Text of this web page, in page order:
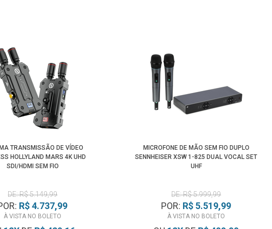
TRANSMISSÃO DE VÍDEO
HOLLYLAND MARS 4K UHD
SDI/HDMI SEM FIO
DE: R$ 5.149,99
R$ 4.737,99
À VISTA NO BOLETO
MICROFONE DE MÃO SEM FIO DUPLO
SENNHEISER XSW 1-825 DUAL VOCAL SET
UHF
DE: R$ 5.999,99
POR: R$ 5.519,99
À VISTA NO BOLETO